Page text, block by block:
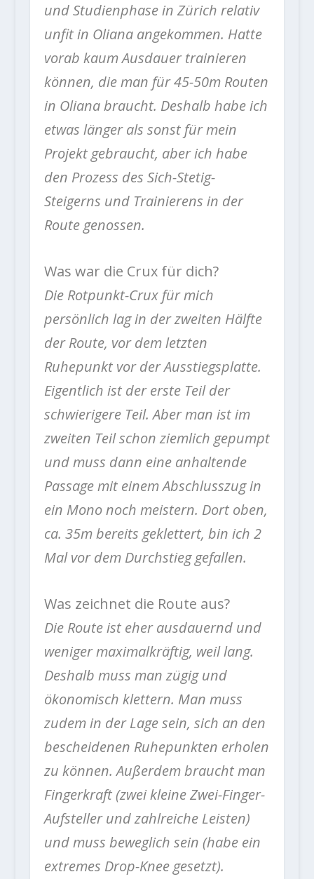
und Studienphase in Zürich relativ
unfit in Oliana angekommen. Hatte
vorab kaum Ausdauer trainieren
können, die man für 45-50m Routen
in Oliana braucht. Deshalb habe ich
etwas länger als sonst für mein
Projekt gebraucht, aber ich habe
den Prozess des Sich-Stetig-
Steigerns und Trainierens in der
Route genossen.
Was war die Crux für dich?
Die Rotpunkt-Crux für mich
persönlich lag in der zweiten Hälfte
der Route, vor dem letzten
Ruhepunkt vor der Ausstiegsplatte.
Eigentlich ist der erste Teil der
schwierigere Teil. Aber man ist im
zweiten Teil schon ziemlich gepumpt
und muss dann eine anhaltende
Passage mit einem Abschlusszug in
ein Mono noch meistern. Dort oben,
ca. 35m bereits geklettert, bin ich 2
Mal vor dem Durchstieg gefallen.
Was zeichnet die Route aus?
Die Route ist eher ausdauernd und
weniger maximalkräftig, weil lang.
Deshalb muss man zügig und
ökonomisch klettern. Man muss
zudem in der Lage sein, sich an den
bescheidenen Ruhepunkten erholen
zu können. Außerdem braucht man
Fingerkraft (zwei kleine Zwei-Finger-
Aufsteller und zahlreiche Leisten)
und muss beweglich sein (habe ein
extremes Drop-Knee gesetzt).